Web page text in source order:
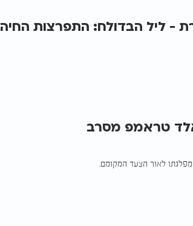
- ליל הבדולח: התפרצות החיה
טראמפ מסרב
לאור הצעד המקומם.